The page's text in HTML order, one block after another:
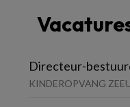
Directeur-
KINDEROPVANG